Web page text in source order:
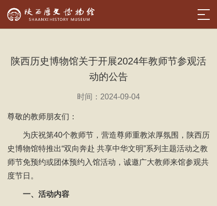
陕西历史博物馆关于开展2024年教师节参观活
动的公告
时间：2024-09-04
尊敬的教师朋友们：
为庆祝第40个教师节，营造尊师重教浓厚氛围，陕西历
史博物馆特推出“双向奔赴 共享中华文明”系列主题活动之教
师节免预约或团体预约入馆活动，诚邀广大教师来馆参观共
度节日。
一、活动内容